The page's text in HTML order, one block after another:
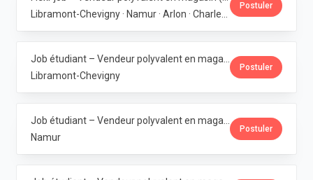
Postuler
Libramont-Chevigny
Postuler
Namur
Postuler